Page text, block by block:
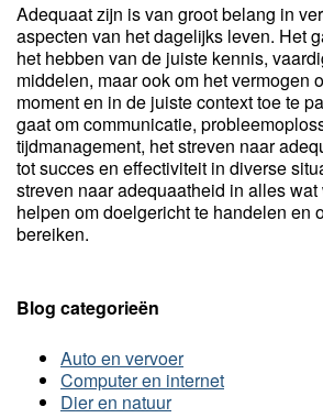
Adequaat zijn is van groot belang in
aspecten van het dagelijks leven. Het
het hebben van de juiste kennis,
middelen, maar ook om het vermogen
moment en in de juiste context toe te
gaat om communicatie,
tijdmanagement, het streven naar
tot succes en effectiviteit in diverse
streven naar adequaatheid in alles
helpen om doelgericht te handelen en
bereiken.
Blog categorieën
Auto en vervoer
Computer en internet
Dier en natuur